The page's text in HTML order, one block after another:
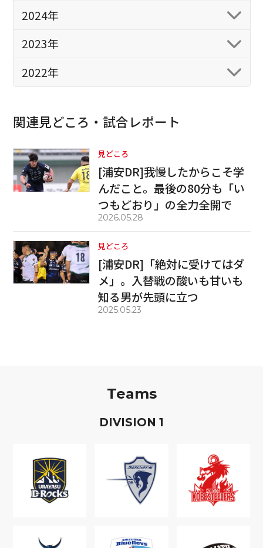
2024年
2023年
2022年
関連見どころ・試合レポート
見どころ
[浦安DR]我慢したからこそ学
んだこと。最後の80分も「い
つもどおり」の全力全開で
2026.05.28
見どころ
[浦安DR]「絶対に受けてはダ
メ」。入替戦の酸いも甘いも
知る男が先頭に立つ
2025.05.23
Teams
DIVISION 1